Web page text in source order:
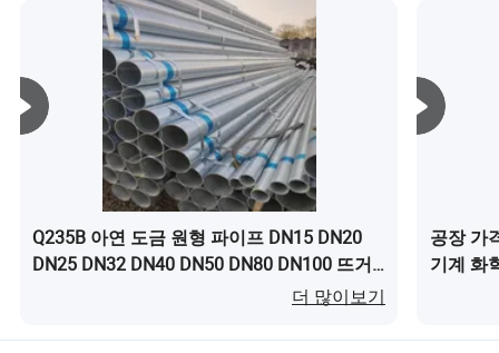
Q235B 아연 도금 원형 파이프 DN15 DN20
DN25 DN32 DN40 DN50 DN80 DN100 뜨거
운 담금질 아연 도금 강관이(가) 무엇인가요?
더 많이보기
공장 가
기계 화